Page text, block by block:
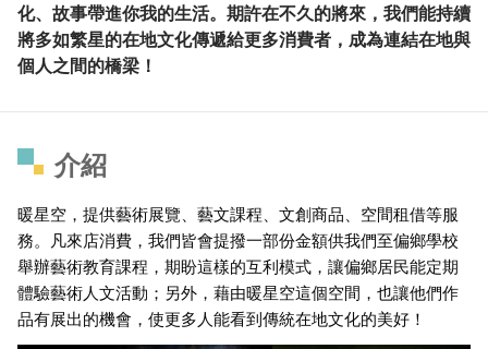
化、故事帶進你我的生活。期許在不久的將來，我們能持續
將多如繁星的在地文化傳遞給更多消費者，成為連結在地與
個人之間的橋梁！
介紹
暖星空，提供藝術展覽、藝文課程、文創商品、空間租借等服
務。凡來店消費，我們皆會提撥一部份金額供我們至偏鄉學校
舉辦藝術教育課程，期盼這樣的互利模式，讓偏鄉居民能定期
體驗藝術人文活動；另外，藉由暖星空這個空間，也讓他們作
品有展出的機會，使更多人能看到傳統在地文化的美好！